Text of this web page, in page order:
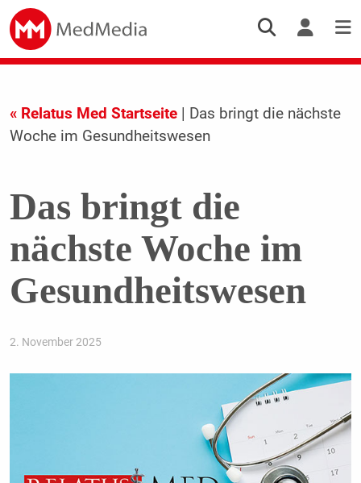
« Relatus Med Startseite| Das bringt die nächste
Woche im Gesundheitswesen
Das bringt die
nächste Woche im
Gesundheitswesen
2. November 2025